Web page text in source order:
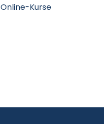
Online-Kurse